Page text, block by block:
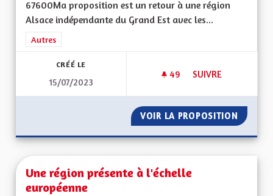
67600Ma proposition est un retour à une région
Alsace indépendante du Grand Est avec les...
Filtrer les résultats de la catégorie : Autres
Autres
CRÉÉ LE
15/07/2023
49 49 ABONNÉS
SUIVRE
VOIR LA PROPOSITION UNE
Une région présente à l'échelle
européenne